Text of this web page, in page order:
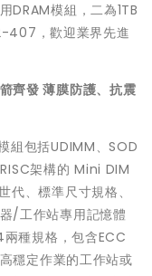
DRAM模組，二為1TB
407，歡迎業界先進
齊發 薄膜防護、抗震
組包括UDIMM、SOD
架構的 Mini DIM
代、標準尺寸規格、
/工作站專用記憶體
種規格，包含ECC
穩定作業的工作站或